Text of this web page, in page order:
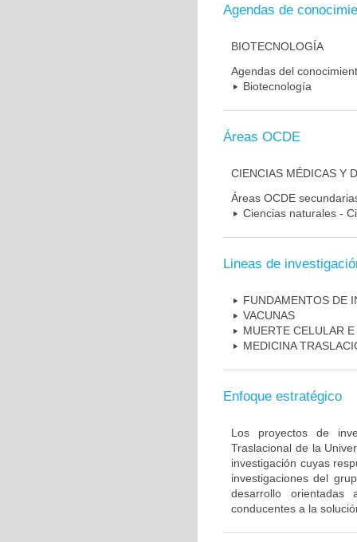
Agendas de
BIOTECNOLOGÍA
Agendas del
Biotecnología
Áreas OCDE
CIENCIAS MÉDICAS Y
Áreas OCDE
Ciencias naturales -
Lineas de
FUNDAMENTOS DE
VACUNAS
MUERTE CELULAR
MEDICINA
Enfoque estratégico
Los proyectos de
Traslacional de la
investigación cuyas
investigaciones del
desarrollo
conducentes a la